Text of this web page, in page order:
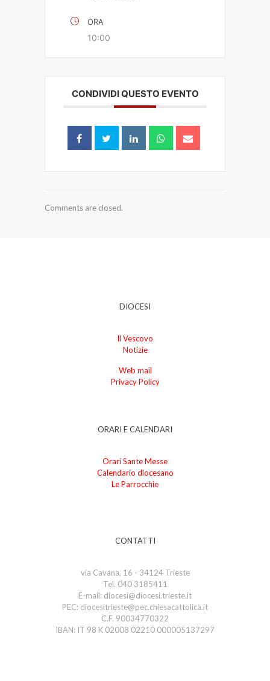
ORA
10:00
CONDIVIDI QUESTO EVENTO
Comments are closed.
DIOCESI
Il Vescovo
Notizie
Web mail
Privacy Policy
ORARI E CALENDARI
Orari Sante Messe
Calendario diocesano
Le Parrocchie
CONTATTI
via Cavana, 16 - 34124 Trieste
Tel. 040 3185411
E-mail: diocesi@diocesi.trieste.it
PEC: diocesitrieste@pec.chiesacattolica.it
C.F. 90034770322
IBAN: IT 98 K 02008 02210 000005137297